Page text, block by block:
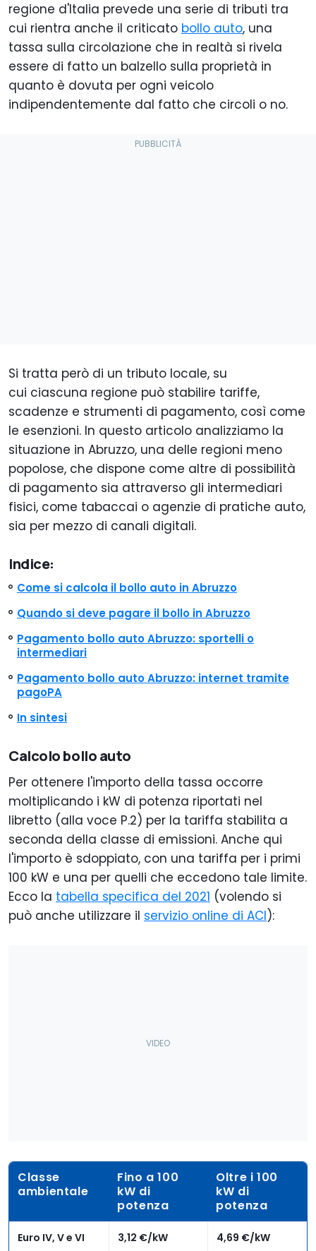
regione d'Italia prevede una serie di tributi tra
cui rientra anche il criticato bollo auto, una
tassa sulla circolazione che in realtà si rivela
essere di fatto un balzello sulla proprietà in
quanto è dovuta per ogni veicolo
indipendentemente dal fatto che circoli o no.
Si tratta però di un tributo locale, su
cui ciascuna regione può stabilire tariffe,
scadenze e strumenti di pagamento, così come
le esenzioni. In questo articolo analizziamo la
situazione in Abruzzo, una delle regioni meno
popolose, che dispone come altre di possibilità
di pagamento sia attraverso gli intermediari
fisici, come tabaccai o agenzie di pratiche auto,
sia per mezzo di canali digitali.
Indice:
Come si calcola il bollo auto in Abruzzo
Quando si deve pagare il bollo in Abruzzo
Pagamento bollo auto Abruzzo: sportelli o
intermediari
Pagamento bollo auto Abruzzo: internet tramite
pagoPA
In sintesi
Calcolo bollo auto
Per ottenere l'importo della tassa occorre
moltiplicando i kW di potenza riportati nel
libretto (alla voce P.2) per la tariffa stabilita a
seconda della classe di emissioni. Anche qui
l'importo è sdoppiato, con una tariffa per i primi
100 kW e una per quelli che eccedono tale limite.
Ecco la tabella specifica del 2021 (volendo si
può anche utilizzare il servizio online di ACI):
Classe
ambientale
Fino a 100
kW di
potenza
Oltre i 100
kW di
potenza
Euro IV, V e VI 3,12 €/kW 4,69 €/kW